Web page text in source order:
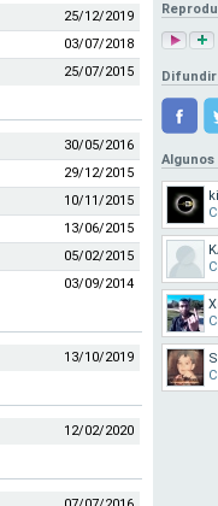
25/12/2019
03/07/2018
25/07/2015
30/05/2016
29/12/2015
10/11/2015
13/06/2015
05/02/2015
03/09/2014
13/10/2019
12/02/2020